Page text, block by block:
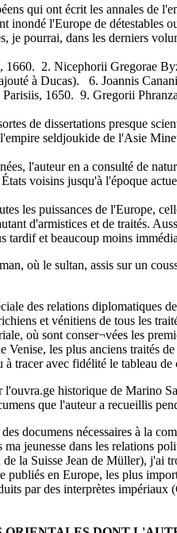
qui ont écrit les annales de
inondé l'Europe de détestables
je pourrai, dans les derniers
1660. 2. Nicephorii Gregorae
à Ducas). 6. Joannis
1650. 9. Gregorii
de dissertations presque
seldjoukide de l'Asie
l'auteur en a consulté de
voisins jusqu'à l'époque
les puissances de l'Europe,
d'armistices et de traités.
tardif et beaucoup moins
où le sultan, assis sur un
des relations diplomatiques
et vénitiens de tous les
où sont conser¬vées les
Venise, les plus anciens traités
à tracer avec fidélité le tableau
historique de Marino
que l'auteur a recueillis
documens nécessaires à la
ma jeunesse dans les relations
la Suisse Jean de Müller), j'ai
publiés en Europe, les plus
par des interprètes impériaux